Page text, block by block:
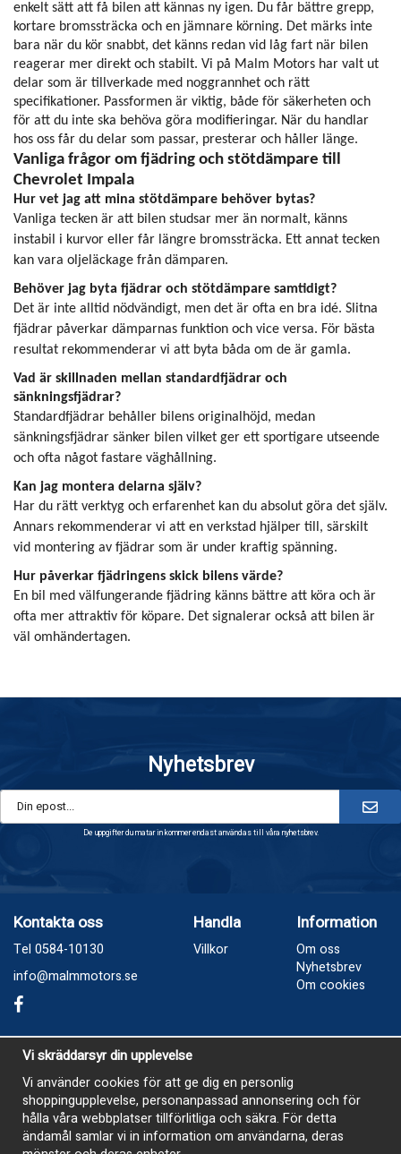
enkelt sätt att få bilen att kännas ny igen. Du får bättre grepp,
kortare bromssträcka och en jämnare körning. Det märks inte
bara när du kör snabbt, det känns redan vid låg fart när bilen
reagerar mer direkt och stabilt. Vi på Malm Motors har valt ut
delar som är tillverkade med noggrannhet och rätt
specifikationer. Passformen är viktig, både för säkerheten och
för att du inte ska behöva göra modifieringar. När du handlar
hos oss får du delar som passar, presterar och håller länge.
Vanliga frågor om fjädring och stötdämpare till
Chevrolet Impala
Hur vet jag att mina stötdämpare behöver bytas?
Vanliga tecken är att bilen studsar mer än normalt, känns
instabil i kurvor eller får längre bromssträcka. Ett annat tecken
kan vara oljeläckage från dämparen.
Behöver jag byta fjädrar och stötdämpare samtidigt?
Det är inte alltid nödvändigt, men det är ofta en bra idé. Slitna
fjädrar påverkar dämparnas funktion och vice versa. För bästa
resultat rekommenderar vi att byta båda om de är gamla.
Vad är skillnaden mellan standardfjädrar och
sänkningsfjädrar?
Standardfjädrar behåller bilens originalhöjd, medan
sänkningsfjädrar sänker bilen vilket ger ett sportigare utseende
och ofta något fastare väghållning.
Kan jag montera delarna själv?
Har du rätt verktyg och erfarenhet kan du absolut göra det själv.
Annars rekommenderar vi att en verkstad hjälper till, särskilt
vid montering av fjädrar som är under kraftig spänning.
Hur påverkar fjädringens skick bilens värde?
En bil med välfungerande fjädring känns bättre att köra och är
ofta mer attraktiv för köpare. Det signalerar också att bilen är
väl omhändertagen.
Nyhetsbrev
De uppgifter du matar in kommer endast användas till våra nyhetsbrev.
Kontakta oss
Tel 0584-10130
info@malmmotors.se
Handla
Villkor
Information
Om oss
Nyhetsbrev
Om cookies
Besök oss
Industrivägen 8, Laxå
Öppetider
Måndag - Tisdag 13-17
Vi skräddarsyr din upplevelse
Vi använder cookies för att ge dig en personlig
shoppingupplevelse, personanpassad annonsering och för
hålla våra webbplatser tillförlitliga och säkra. För detta
ändamål samlar vi in information om användarna, deras